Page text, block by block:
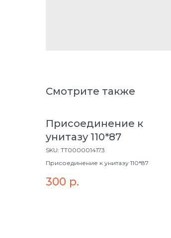
Смотрите также
Присоединение к
унитазу 110*87
SKU: ТТ0000014173
Присоединение к унитазу 110*87
300 р.